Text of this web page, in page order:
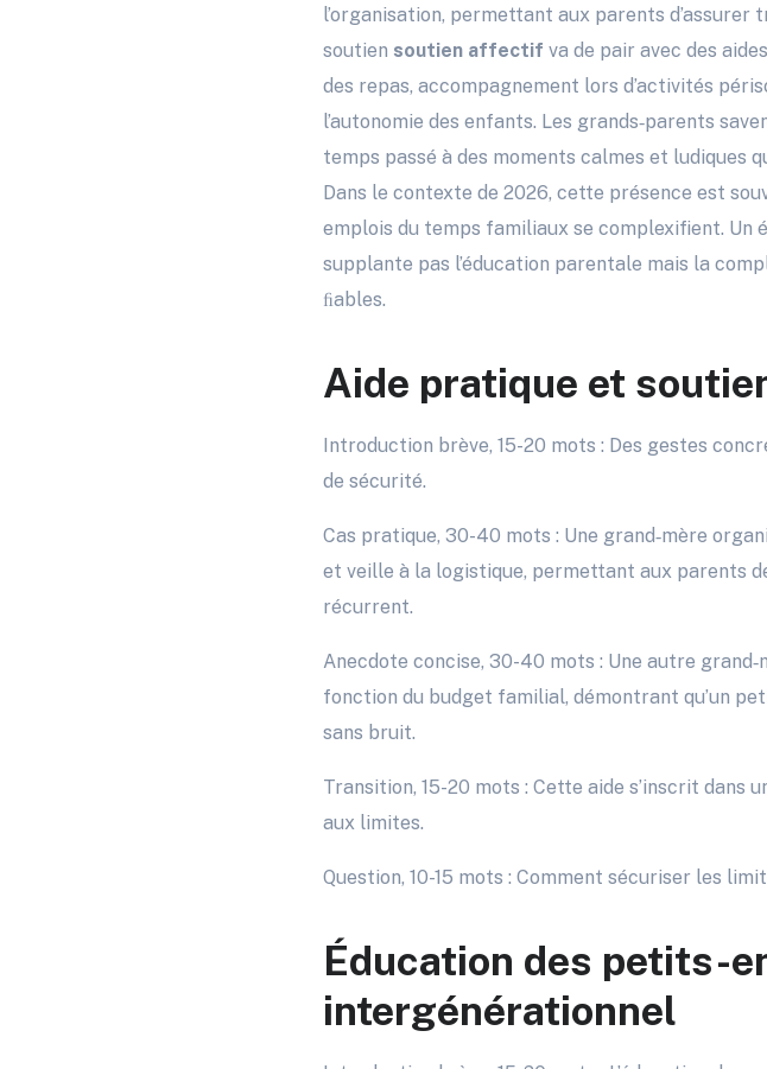
l’organisation, permettant aux parents
soutien soutien affectif va de pair avec des
des repas, accompagnement lors d’activités
l’autonomie des enfants. Les grands‑parents
temps passé à des moments calmes et ludiques
Dans le contexte de 2026, cette présence est
emplois du temps familiaux se complexifient. Un
supplante pas l’éducation parentale mais la
ﬁables.
Aide pratique et
Introduction brève, 15-20 mots : Des gestes
de sécurité.
Cas pratique, 30-40 mots : Une grand‑mère
et veille à la logistique, permettant aux parents
récurrent.
Anecdote concise, 30-40 mots : Une autre
fonction du budget familial, démontrant qu’un
sans bruit.
Transition, 15-20 mots : Cette aide s’inscrit
aux limites.
Question, 10-15 mots : Comment sécuriser les
Éducation des petits-
intergénérationnel